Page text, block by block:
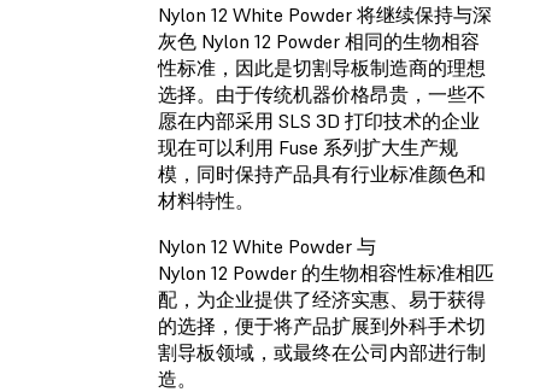
Nylon 12 White Powder 将继续保持与深
灰色 Nylon 12 Powder 相同的生物相容
性标准，因此是切割导板制造商的理想
选择。由于传统机器价格昂贵，一些不
愿在内部采用 SLS 3D 打印技术的企业
现在可以利用 Fuse 系列扩大生产规
模，同时保持产品具有行业标准颜色和
材料特性。
Nylon 12 White Powder 与
Nylon 12 Powder 的生物相容性标准相匹
配，为企业提供了经济实惠、易于获得
的选择，便于将产品扩展到外科手术切
割导板领域，或最终在公司内部进行制
造。